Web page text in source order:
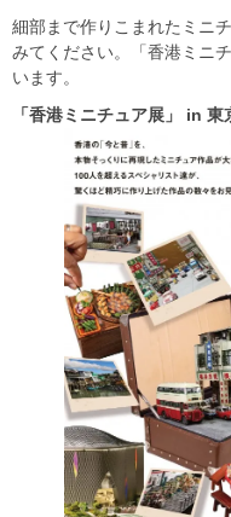
細部まで作りこまれたミニ
みてください。「香港ミニ
います。
「香港ミニチュア展」 in 東